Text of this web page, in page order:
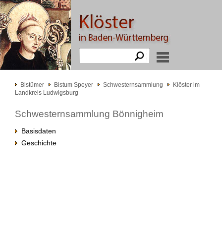
Bistümer Bistum Speyer Schwesternsammlung
Klöster im
Landkreis Ludwigsburg
Schwesternsammlung Bönnigheim
Basisdaten
Geschichte